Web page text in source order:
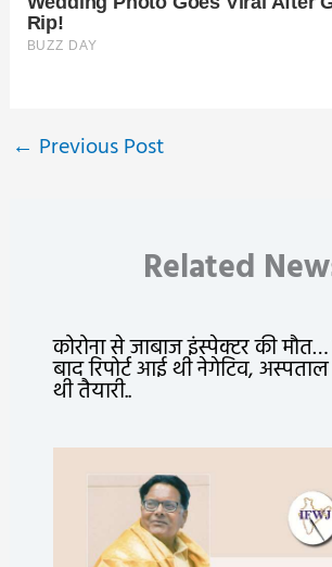
← Previous Post
Related
कोरोना से जाबाज इंस्पेक्टर की
बाद रिपोर्ट आई थी नेगेटिव,
थी तैयारी..